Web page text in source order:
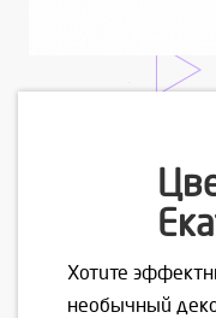
Хотите
необычный